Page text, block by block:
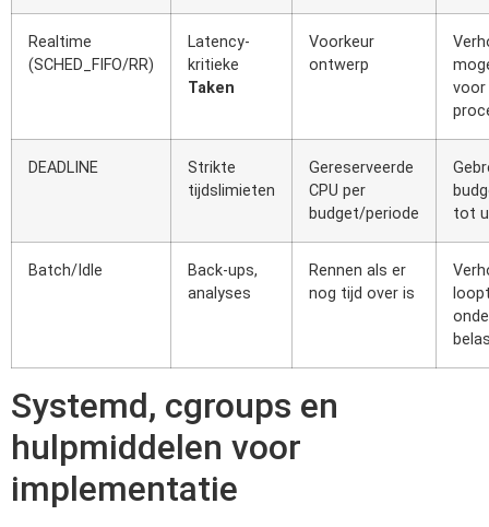
Realtime
(SCHED_FIFO/RR)
Latency-
kritieke
Taken
Voorkeur
ontwerp
voor
DEADLINE
Strikte
tijdslimieten
Gereserveerde
CPU per
budget/periode
tot
Batch/Idle
Back-ups,
analyses
Rennen als er
nog tijd over is
Systemd, cgroups en
hulpmiddelen voor
implementatie